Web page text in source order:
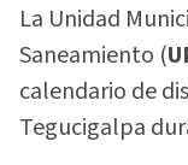
La Unidad
Saneamiento (
calendario de
Tegucigalpa